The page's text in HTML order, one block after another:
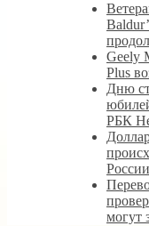
Geely
Plus
Дню
РБК
России
могут